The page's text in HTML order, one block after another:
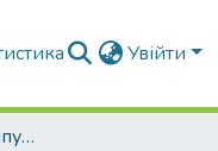
Увійти
Атестаційні роботи випускників